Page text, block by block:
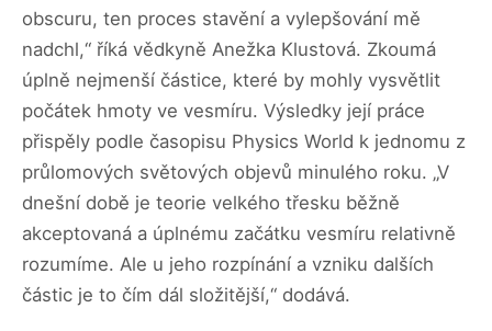
obscuru, ten proces stavění a vylepšování mě
nadchl,“ říká vědkyně Anežka Klustová. Zkoumá
úplně nejmenší částice, které by mohly vysvětlit
počátek hmoty ve vesmíru. Výsledky její práce
přispěly podle časopisu Physics World k jednomu z
průlomových světových objevů minulého roku. „V
dnešní době je teorie velkého třesku běžně
akceptovaná a úplnému začátku vesmíru relativně
rozumíme. Ale u jeho rozpínání a vzniku dalších
částic je to čím dál složitější,“ dodává.